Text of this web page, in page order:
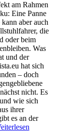
am Rahmen
Eine Panne
aber auch
die
oder beim
Was
und der
hat sich
– doch
nicht. Es
wie sich
ihrer
es an der